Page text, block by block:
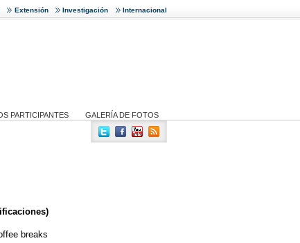
Extensión Investigación Internacional
PARTICIPANTES GALERÍA DE FOTOS
breaks